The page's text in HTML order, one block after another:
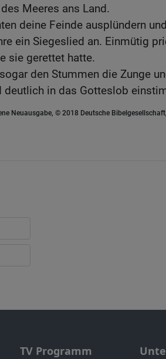
Meeres ans Land.
deine Feinde ausplündern und
ein Siegeslied an. Einmütig
sie gerettet hatte.
den Stummen die Zunge
deutlich in das Gotteslob
Neuausgabe, © 2018 Deutsche
TV Programm